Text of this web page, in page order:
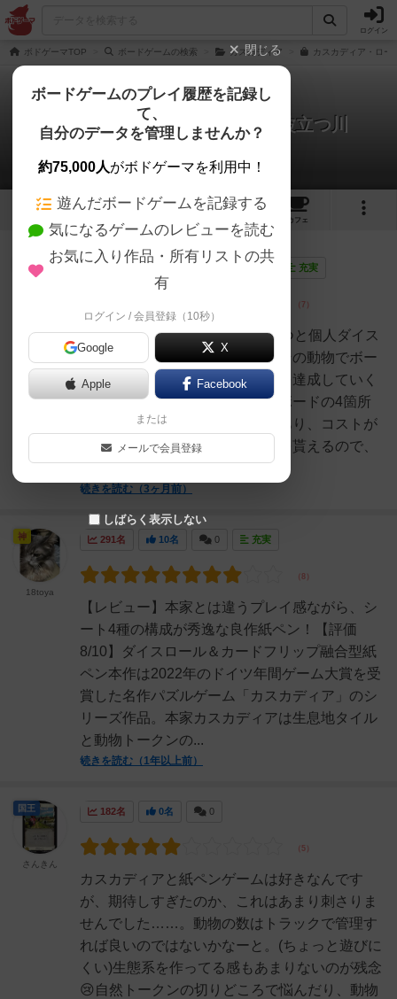
ログイン
ボドゲーマTOP ボードゲームの検索 カスカディア カスカディア・ロー
カスカディア・ローリング：波立つ川
5件のレビュー
1 5
カフェ
172名 画像 充実
2人で遊びました。共通ダイス4つと個人ダイス
２つから一種の動物を獲得し、その動物でボー
ドを流れていく動物の住む地形を達成していく
というのが大まかな流れです。ボードの4箇所
にはそれぞれボーナスカードがあり、コストが
少なくなったり、達成時に動物を貰えるので、
何処で達成するかも鍵...
続きを読む（3ヶ月前）
大賢者
291名 10名 0 充実
【レビュー】本家とは違うプレイ感ながら、シ
ート4種の構成が秀逸な良作紙ペン！【評価
8/10】ダイスロール＆カードフリップ融合型紙
ペン本作は2022年のドイツ年間ゲーム大賞を受
賞した名作パズルゲーム「カスカディア」のシ
リーズ作品。本家カスカディアは生息地タイル
と動物トークンの...
続きを読む（1年以上前）
神
18toya
182名 0名 0
カスカディアと紙ペンゲームは好きなんです
が、期待しすぎたのか、これはあまり刺さりま
せんでした……。動物の数はトラックで管理す
れば良いのではないかなーと。(ちょっと遊びに
くい)生態系を作ってる感もあまりないのが残念
😢自然トークンの切りどころで悩んだり、動物
国王
さんきん
閉じる
ボードゲームのプレイ履歴を記録し
て、
自分のデータを管理しませんか？
約75,000人がボドゲーマを利用中！
遊んだボードゲームを記録する
気になるゲームのレビューを読む
お気に入り作品・所有リストの共
有
ログイン / 会員登録（10秒）
Google X
Apple Facebook
または
メールで会員登録
しばらく表示しない